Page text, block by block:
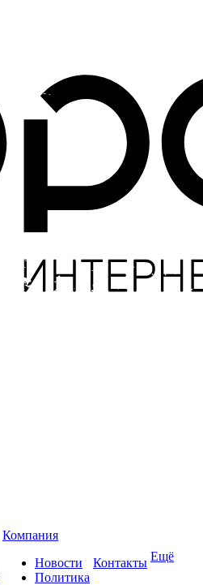
Компания
Новости
Политика
Контакты Ещё